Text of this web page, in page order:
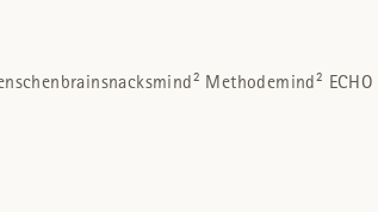
brainsnacksmind² Methodemind² ECHO